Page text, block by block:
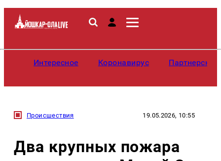
Интересное Коронавирус
Происшествия 19.05.2026, 10:55
Два крупных пожара